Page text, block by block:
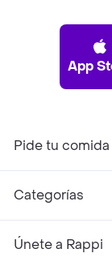
App
Pide tu
Categorías
Únete a Rappi